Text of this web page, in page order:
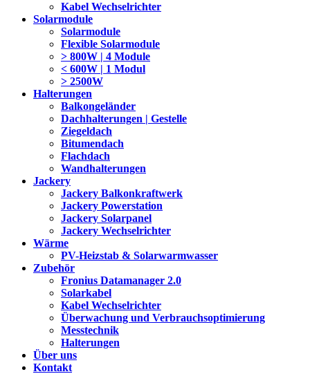
Kabel Wechselrichter
Solarmodule
Solarmodule
Flexible Solarmodule
> 800W | 4 Module
< 600W | 1 Modul
> 2500W
Halterungen
Balkongeländer
Dachhalterungen | Gestelle
Ziegeldach
Bitumendach
Flachdach
Wandhalterungen
Jackery
Jackery Balkonkraftwerk
Jackery Powerstation
Jackery Solarpanel
Jackery Wechselrichter
Wärme
PV-Heizstab & Solarwarmwasser
Zubehör
Fronius Datamanager 2.0
Solarkabel
Kabel Wechselrichter
Überwachung und Verbrauchsoptimierung
Messtechnik
Halterungen
Über uns
Kontakt